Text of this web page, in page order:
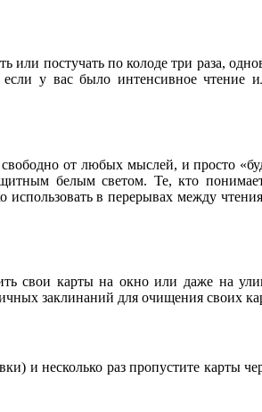
постучать по колоде три раза,
у вас было интенсивное чтение
от любых мыслей, и просто
белым светом. Те, кто
в перерывах между
карты на окно или даже на
заклинаний для очищения своих
и несколько раз пропустите карты